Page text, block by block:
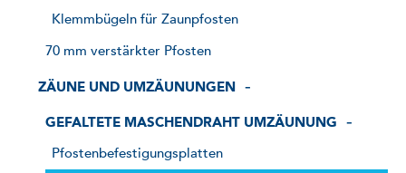
Klemmbügeln für Zaunpfosten
70 mm verstärkter Pfosten
ZÄUNE UND UMZÄUNUNGEN
GEFALTETE MASCHENDRAHT UMZÄUNUNG
Pfostenbefestigungsplatten